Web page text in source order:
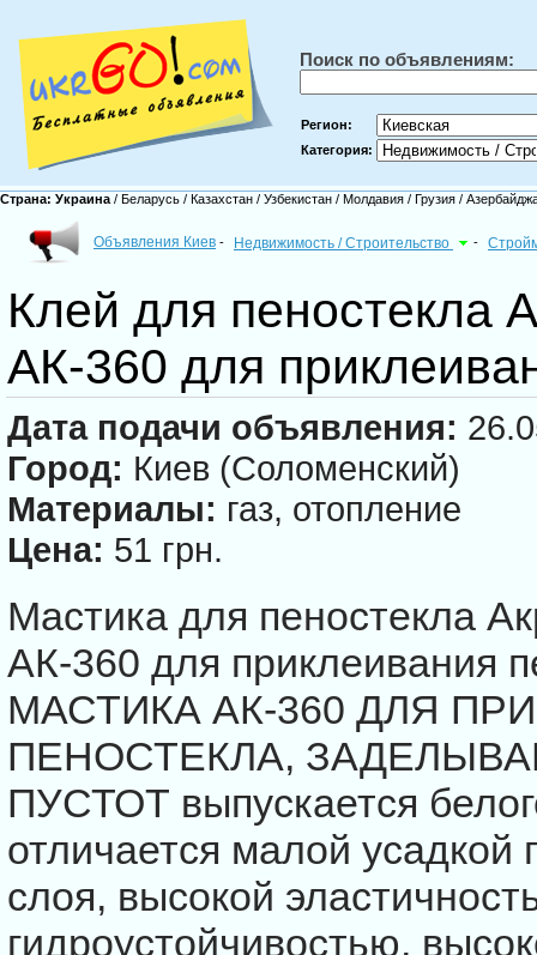
Поиск по объявлениям:
Регион:
Категория:
Страна: Украина / Беларусь / Казахстан / Узбекистан / Молдавия / Грузия /
Объявления Киев - Недвижимость / Строительство -
Клей для пеностекла
АК-360 для
Дата подачи объявления:
Город: Киев (Соломенский)
Материалы: газ, отопление
Цена: 51 грн.
Мастика для пеностекла
АК-360 для приклеивания
МАСТИКА АК-360 ДЛЯ
ПЕНОСТЕКЛА,
ПУСТОТ выпускается
отличается малой
слоя, высокой
гидроустойчивостью,